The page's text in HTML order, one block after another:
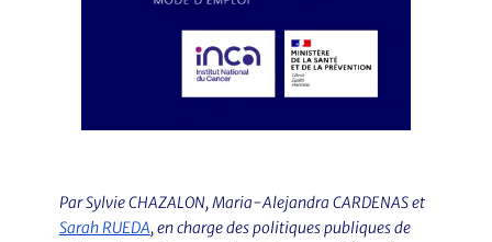
Par Sylvie CHAZALON, Maria-Alejandra CARDENAS et
Sarah RUEDA, en charge des politiques publiques de